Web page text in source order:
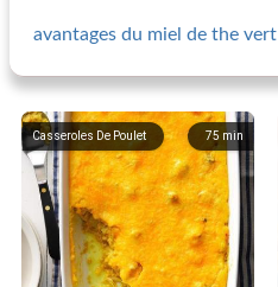
avantages du miel de the vert
75 min
Casseroles De Poulet